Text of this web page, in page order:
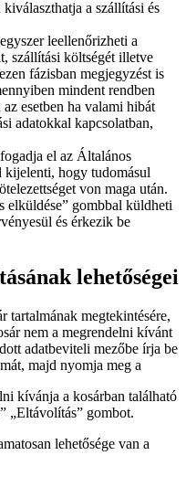
a szállítási és
leellenőrizheti a
szállítási költségét illetve
fázisban megjegyzést is
mindent rendben
esetben ha valami hibát
adatokkal kapcsolatban,
el az Általános
kijelenti, hogy tudomásul
von maga után.
elküldése” gombbal küldheti
és érkezik be
lehetőségei
tartalmának megtekintésére,
nem a megrendelni kívánt
adatbeviteli mezőbe írja be
majd nyomja meg a
kívánja a kosárban található
„Eltávolítás” gombot.
lehetősége van a